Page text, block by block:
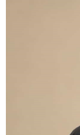
performansının